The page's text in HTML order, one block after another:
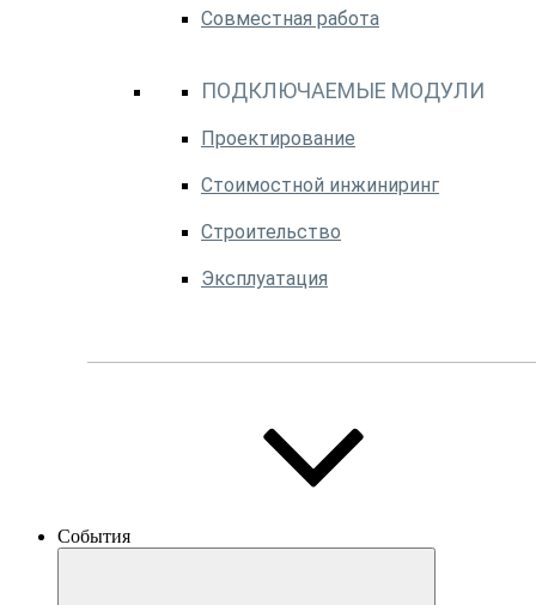
Совместная работа
ПОДКЛЮЧАЕМЫЕ МОДУЛИ
Проектирование
Стоимостной инжиниринг
Строительство
Эксплуатация
События